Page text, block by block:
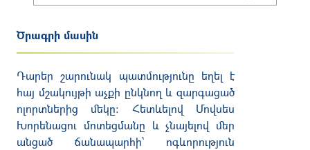
Ծրագրի մասին
Դարեր շարունակ պատմությունը եղել է
հայ մշակույթի աչքի ընկնող և զարգացած
ոլորտներից մեկը: Հետևելով Մովսես
Խորենացու մոտեցմանը և չնայելով մեր
անցած ճանապարհի՝ ոգևորություն